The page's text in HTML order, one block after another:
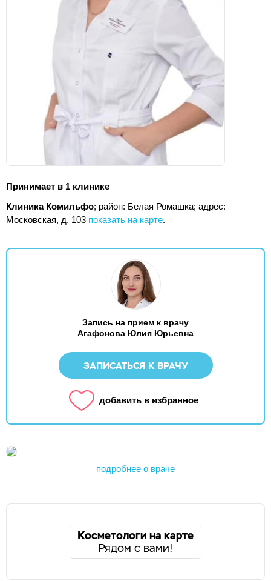
Принимает в 1 клинике
Клиника Комильфо; район: Белая Ромашка; адрес:
Московская, д. 103 показать на карте.
Запись на прием к врачу
Агафонова Юлия Юрьевна
ЗАПИСАТЬСЯ К ВРАЧУ
добавить в избранное
подробнее о враче
Косметологи на карте
Рядом с вами!